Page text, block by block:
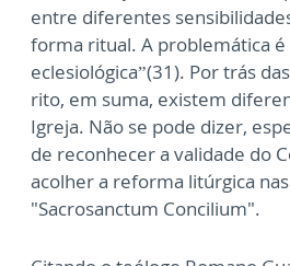
entre diferentes
forma ritual. A problemática
eclesiológica”(31). Por trás
rito, em suma, existem
Igreja. Não se pode dizer,
de reconhecer a validade do
acolher a reforma litúrgica
"Sacrosanctum Concilium".